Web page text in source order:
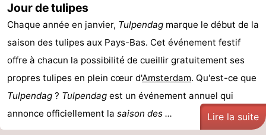
Jour de tulipes
Chaque année en janvier, Tulpendag marque le début de la
saison des tulipes aux Pays-Bas. Cet événement festif
offre à chacun la possibilité de cueillir gratuitement ses
propres tulipes en plein cœur d'Amsterdam. Qu'est-ce que
Tulpendag ? Tulpendag est un événement annuel qui
annonce officiellement la saison des ... Lire la suite